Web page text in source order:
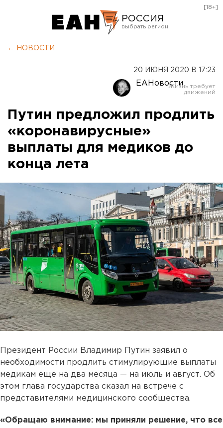
РОССИЯ
Оренбург
[18+]
← НОВОСТИ
20 ИЮНЯ 2020 В 17:23
ЕАНовости
Путин предложил продлить
«коронавирусные»
выплаты для медиков до
конца лета
Президент России Владимир Путин заявил о
необходимости продлить стимулирующие выплаты
медикам еще на два месяца — на июль и август. Об
этом глава государства сказал на встрече с
представителями медицинского сообщества.
«Обращаю внимание: мы приняли решение, что все